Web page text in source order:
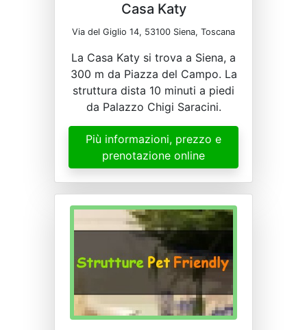
Casa Katy
Via del Giglio 14, 53100 Siena, Toscana
La Casa Katy si trova a Siena, a
300 m da Piazza del Campo. La
struttura dista 10 minuti a piedi
da Palazzo Chigi Saracini.
Più informazioni, prezzo e
prenotazione online